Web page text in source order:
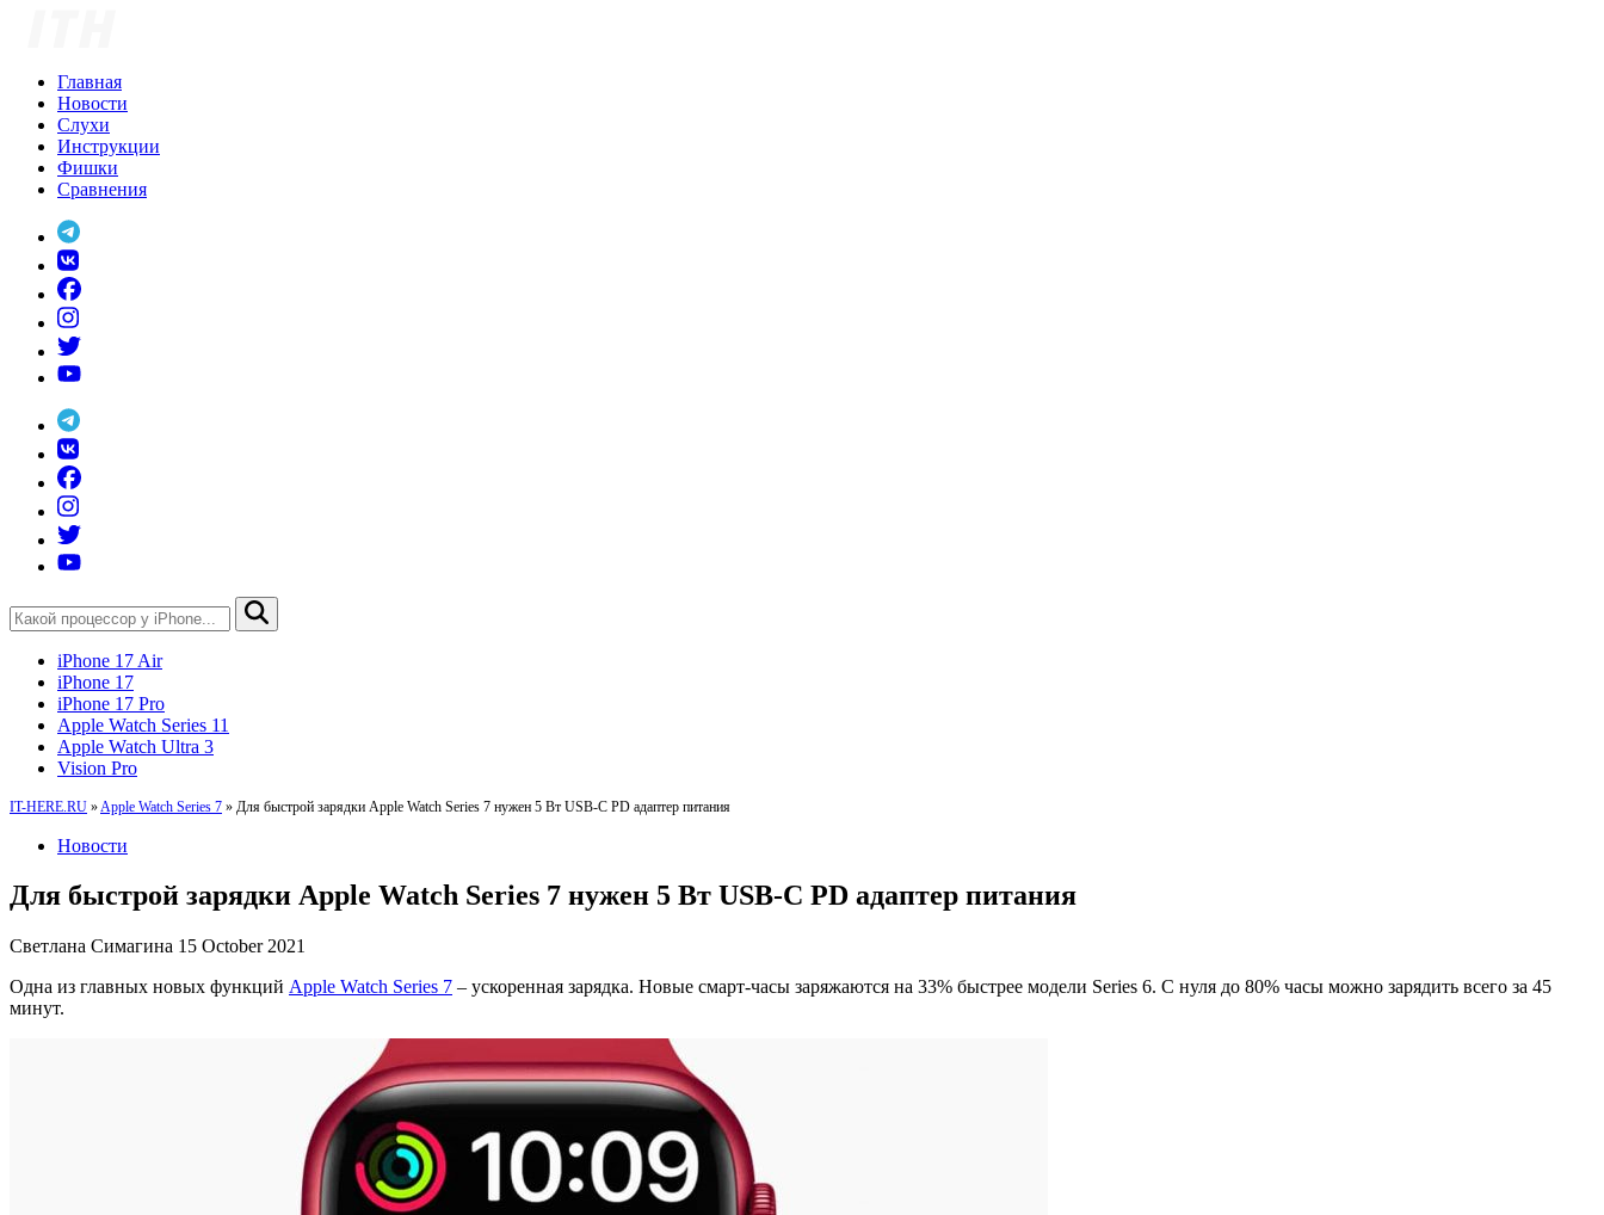
Главная
Новости
Слухи
Инструкции
Фишки
Сравнения
iPhone 17 Air
iPhone 17
iPhone 17 Pro
Apple Watch Series 11
Apple Watch Ultra 3
Vision Pro
IT-HERE.RU » Apple Watch Series 7 » Для быстрой зарядки Apple Watch Series 7 нужен 5 Вт USB-C PD адаптер питания
Новости
Для быстрой зарядки Apple Watch Series 7 нужен 5 Вт USB-C PD адаптер питания
Светлана Симагина 15 October 2021
Одна из главных новых функций Apple Watch Series 7 – ускоренная зарядка. Новые смарт-часы заряжаются на 33% быстрее модели Series 6. С нуля до 80% часы можно зарядить всего за 45
минут.